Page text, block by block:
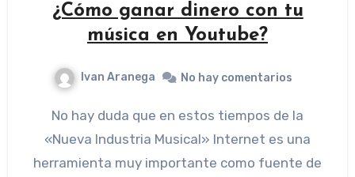
¿Cómo ganar dinero con tu
música en Youtube?
Ivan Aranega No hay comentarios
No hay duda que en estos tiempos de la
«Nueva Industria Musical» Internet es una
herramienta muy importante como fuente de